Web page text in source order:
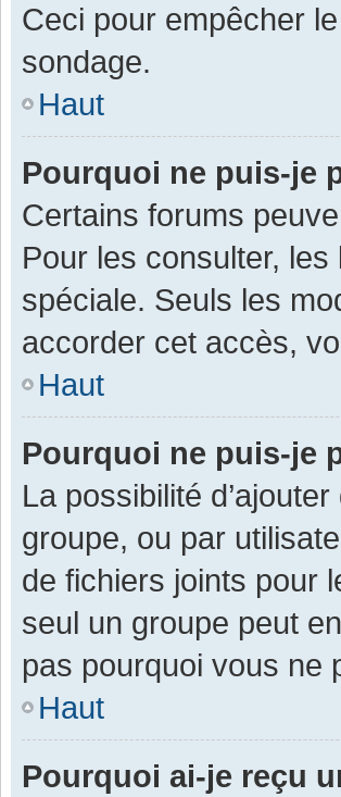
Ceci pour empêcher
sondage.
Haut
Pourquoi ne puis-je
Certains forums
Pour les consulter,
spéciale. Seuls les
accorder cet accès,
Haut
Pourquoi ne puis-je
La possibilité
groupe, ou par
de fichiers joints pour
seul un groupe peut
pas pourquoi vous ne
Haut
Pourquoi ai-je reçu